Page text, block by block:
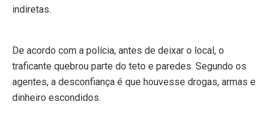
indiretas.
De acordo com a polícia, antes de deixar o local, o
traficante quebrou parte do teto e paredes. Segundo os
agentes, a desconfiança é que houvesse drogas, armas e
dinheiro escondidos.